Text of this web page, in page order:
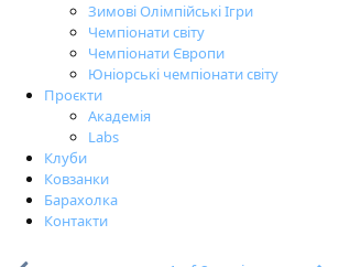
Зимові Олімпійські Ігри
Чемпіонати світу
Чемпіонати Європи
Юніорські чемпіонати світу
Проєкти
Академія
Labs
Клуби
Ковзанки
Барахолка
Контакти